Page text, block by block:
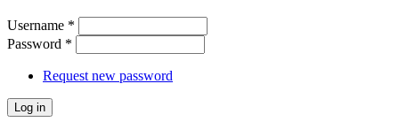
Username *
Password *
Request new password